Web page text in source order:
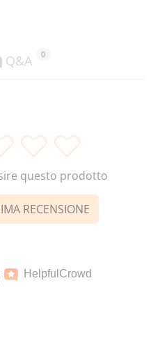
Q&A 0
5
4
3
questo prodotto
RECENSIONE
Helpful Crowd